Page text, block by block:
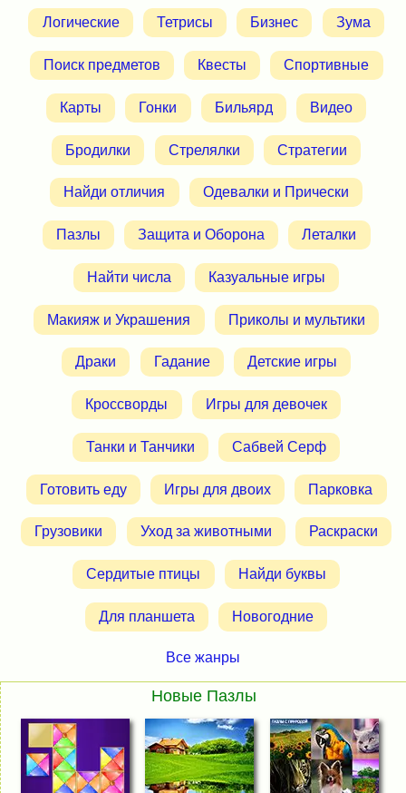
Логические Тетрисы Бизнес Зума
Поиск предметов Квесты Спортивные
Карты Гонки Бильярд Видео
Бродилки Стрелялки Стратегии
Найди отличия Одевалки и Прически
Пазлы Защита и Оборона Леталки
Найти числа Казуальные игры
Макияж и Украшения Приколы и мультики
Драки Гадание Детские игры
Кроссворды Игры для девочек
Танки и Танчики Сабвей Серф
Готовить еду Игры для двоих Парковка
Грузовики Уход за животными Раскраски
Сердитые птицы Найди буквы
Для планшета Новогодние
Все жанры
Новые Пазлы